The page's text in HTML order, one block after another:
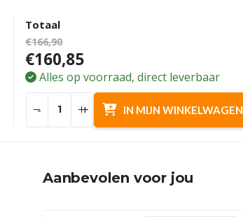
Totaal
€166,90
€160,85
Alles op voorraad, direct leverbaar
- + IN MIJN WINKELWAGEN
Aanbevolen voor jou